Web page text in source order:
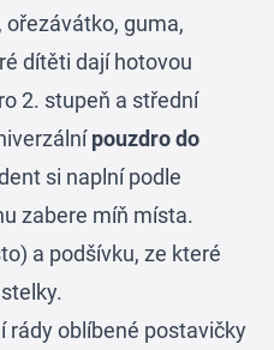
guma,
dítěti dají hotovou
2. stupeň a střední
pouzdro do
si naplní podle
zabere míň místa.
a podšívku, ze které
rády oblíbené postavičky